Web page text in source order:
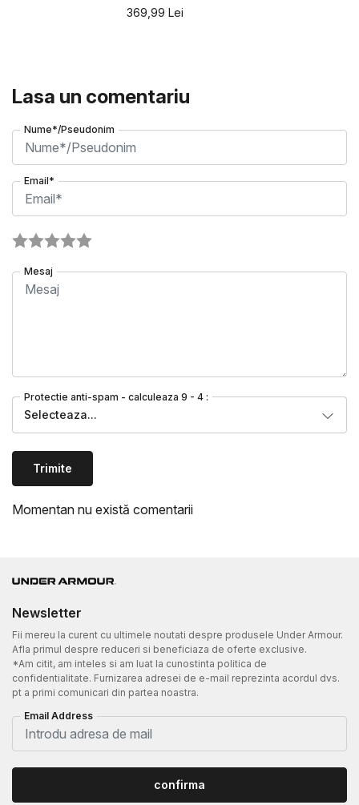
369,99 Lei
Lasa un comentariu
Nume*/Pseudonim
Email*
Mesaj
Protectie anti-spam - calculeaza 9 - 4 :
Selecteaza...
Trimite
Momentan nu există comentarii
Newsletter
Fii mereu la curent cu ultimele noutati despre produsele Under Armour.
Afla primul despre reduceri si beneficiaza de oferte exclusive.
*Am citit, am inteles si am luat la cunostinta politica de
confidentialitate. Furnizarea adresei de e-mail reprezinta acordul dvs.
pt a primi comunicari din partea noastra.
Email Address
confirma